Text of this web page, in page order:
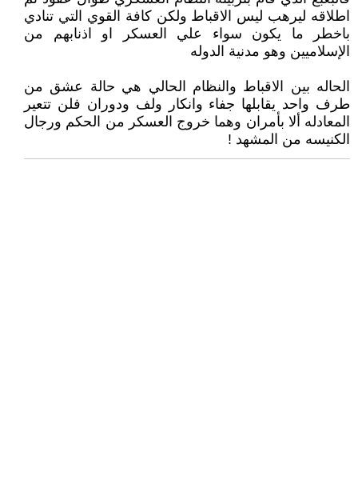
اطلاقه ليرهب ليس الاقباط ولكن كافة القوي التي تنادي
باخطر ما يكون سواء علي العسكر او اذنابهم من
الإسلاميين وهو مدنية الدوله
الحاله بين الاقباط والنظام الحالي هي حالة عشق من
طرف واحد يقابلها جفاء وانكار ولف ودوران فلن تتعير
المعادله ألا بأمران وهما خروج العسكر من الحكم ورجال
الكنيسه من المشهد !